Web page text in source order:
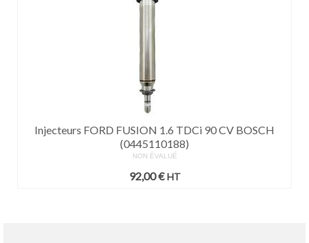
Injecteurs FORD FUSION 1.6 TDCi 90 CV BOSCH
(0445110188)
NON ÉVALUÉ
92,00€ HT